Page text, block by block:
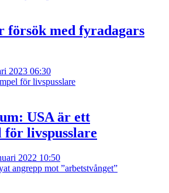
försök med fyradagars
2023 06:30
USA är ett
för livspusslare
2022 10:50